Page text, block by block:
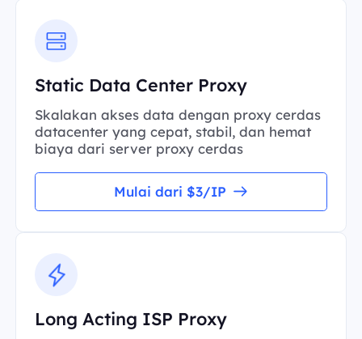
Static Data Center Proxy
Skalakan akses data dengan proxy cerdas
datacenter yang cepat, stabil, dan hemat
biaya dari server proxy cerdas
Mulai dari $3/IP
Long Acting ISP Proxy